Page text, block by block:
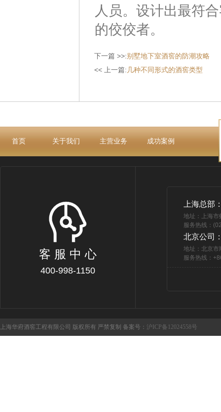
人员。设计出最符
的佼佼者。
下一篇 >>:别墅地下室酒窖的防潮攻略
<< 上一篇: 几种不同形式的酒窖类型
首页 关于我们 主营业务 成功案例
客 服 中 心
400-998-1150
上海总部
地址：上海
服务热线：
北京公司
地址：北京市
服务热线：
上海华府酒窖工程有限公司 版权所有 严禁复制 备案号： 沪ICP备12024558号